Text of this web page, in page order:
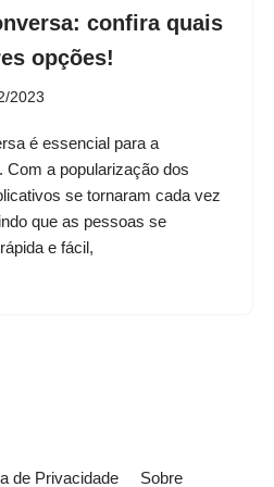
confira quais
opções!
2023
é essencial para a
a popularização dos
se tornaram cada vez
que as pessoas se
e fácil,
de Privacidade Sobre